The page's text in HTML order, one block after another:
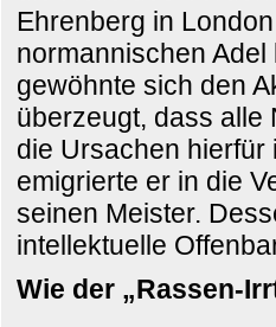
Ehrenberg in
normannischen
gewöhnte sich den
überzeugt, dass alle
die Ursachen hierfür
emigrierte er in die
seinen Meister.
intellektuelle
Wie der „Rassen-